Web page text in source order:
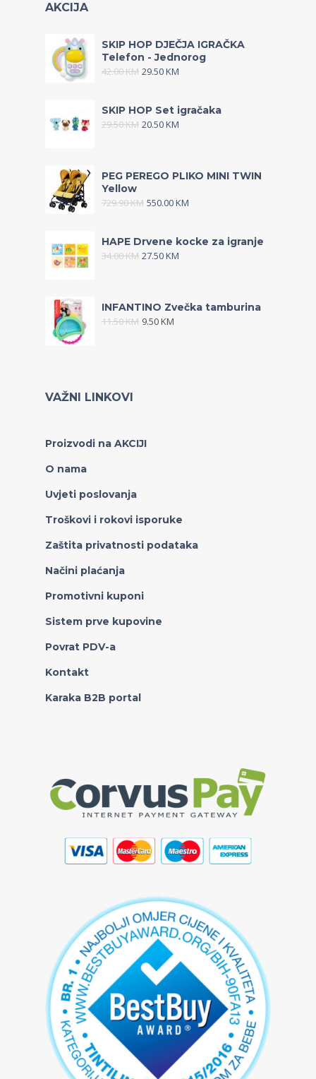
AKCIJA
SKIP HOP DJEČJA IGRAČKA
Telefon - Jednorog
42.00KM 29.50KM
SKIP HOP Set igračaka
29.50KM 20.50KM
PEG PEREGO PLIKO MINI TWIN
Yellow
729.90KM 550.00KM
HAPE Drvene kocke za igranje
34.00KM 27.50KM
INFANTINO Zvečka tamburina
11.50KM 9.50KM
VAŽNI LINKOVI
Proizvodi na AKCIJI
O nama
Uvjeti poslovanja
Troškovi i rokovi isporuke
Zaštita privatnosti podataka
Načini plaćanja
Promotivni kuponi
Sistem prve kupovine
Povrat PDV-a
Kontakt
Karaka B2B portal